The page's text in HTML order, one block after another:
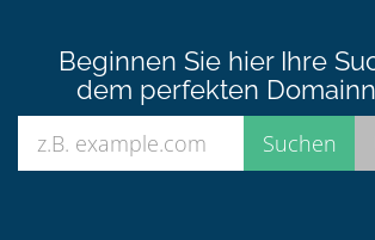
Beginnen Sie hier Ihre
dem perfekten